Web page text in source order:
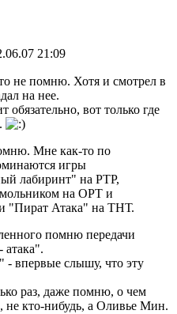
21:09
не помню. Хотя и смотрел в
на нее.
вот только где
Мне как-то по
игры
лабиринт" на РТР,
на ОРТ и
"Пират Атака" на ТНТ.
помню передачи
атака".
впервые слышу, что эту
раз, даже помню, о чем
не кто-нибудь, а Оливье Мин.